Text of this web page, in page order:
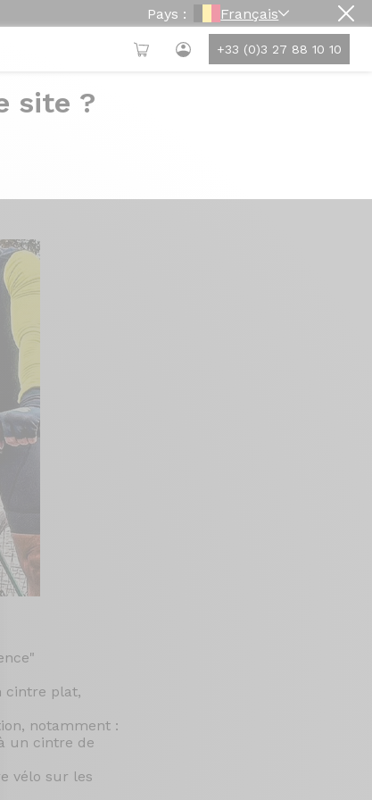
Personnalisez vos Options
Pays : Français
+33 (0)3 27 88 10 10
site ?
faut savoir
cintre plat,
notamment :
un cintre de
vélo sur les